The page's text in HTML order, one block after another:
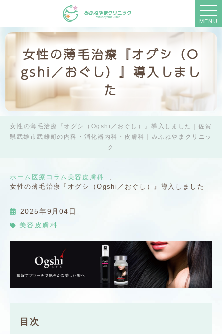
MENU
女性の薄毛治療『オグシ（O
gshi／おぐし）』導入しまし
た
女性の薄毛治療『オグシ（Ogshi／おぐし）』導入しました｜佐賀
県武雄市武雄町の内科・消化器内科・皮膚科｜みふねやまクリニッ
ク
ホーム 医療コラム 美容皮膚科
女性の薄毛治療『オグシ（Ogshi／おぐし）』導入しました
2025年9月04日
美容皮膚科
目次